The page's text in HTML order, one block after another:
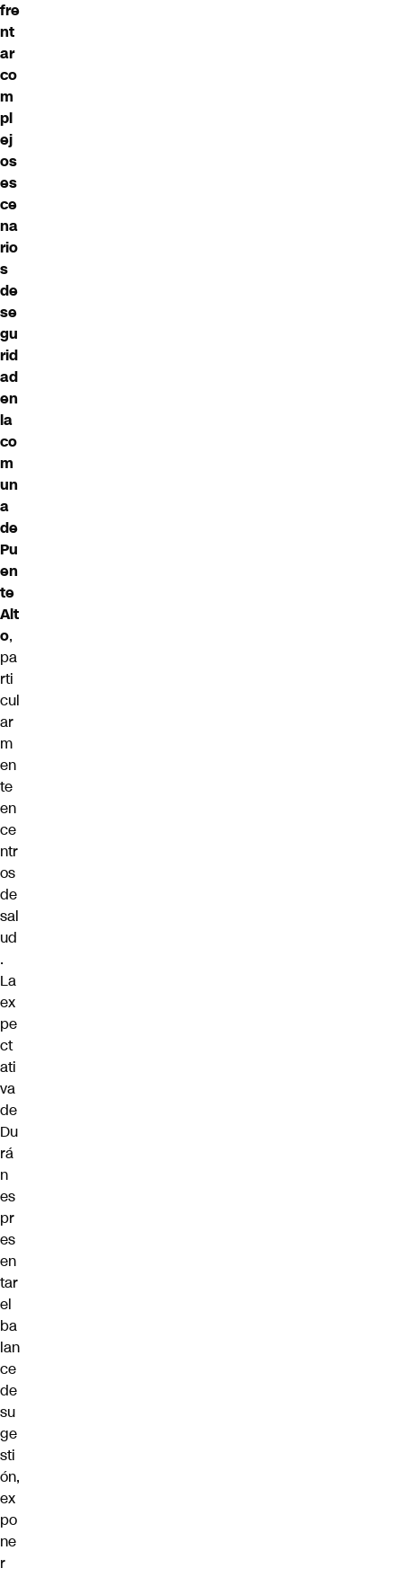
fre
nt
ar
co
m
pl
ej
os
es
ce
na
rio
s
de
se
gu
rid
ad
en
la
co
m
un
a
de
Pu
en
te
Alt
o,
pa
rti
cul
ar
m
en
te
en
ce
ntr
os
de
sal
ud
.
La
ex
pe
ct
ati
va
de
Du
rá
n
es
pr
es
en
tar
el
ba
lan
ce
de
su
ge
sti
ón,
ex
po
ne
r